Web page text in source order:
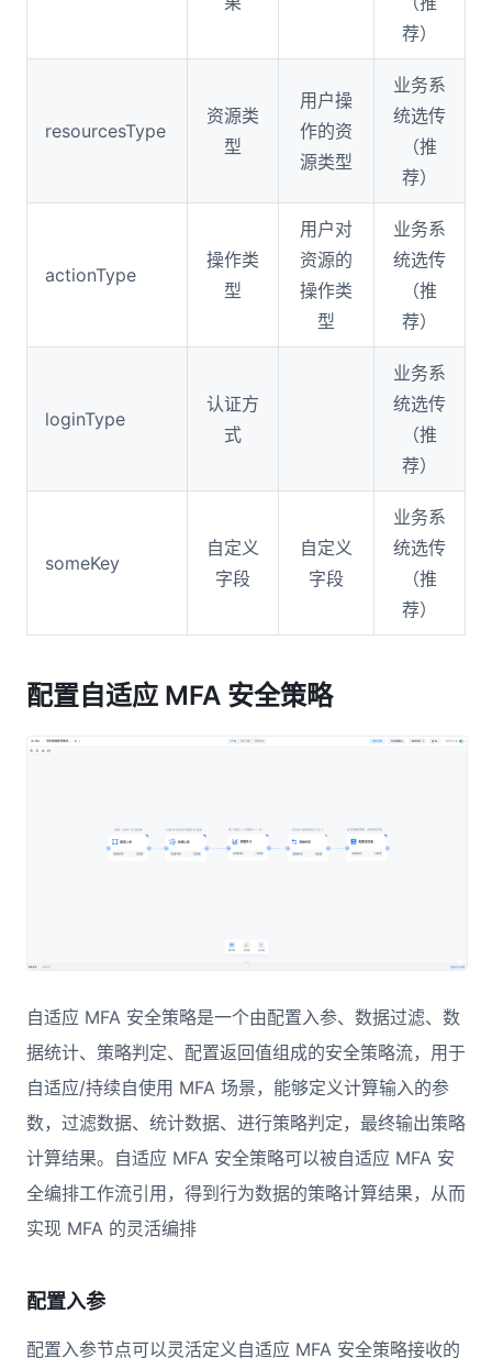
荐）
resourcesType
资源类
型
用户操
作的资
源类型
业务系
统选传
（推
荐）
actionType
操作类
型
用户对
资源的
操作类
型
业务系
统选传
（推
荐）
loginType
认证方
式
业务系
统选传
（推
荐）
someKey
自定义
字段
自定义
字段
业务系
统选传
（推
荐）
配置自适应 MFA 安全策略
自适应 MFA 安全策略是一个由配置入参、数据过滤、数
据统计、策略判定、配置返回值组成的安全策略流，用于
自适应/持续自使用 MFA 场景，能够定义计算输入的参
数，过滤数据、统计数据、进行策略判定，最终输出策略
计算结果。自适应 MFA 安全策略可以被自适应 MFA 安
全编排工作流引用，得到行为数据的策略计算结果，从而
实现 MFA 的灵活编排
配置入参
配置入参节点可以灵活定义自适应 MFA 安全策略接收的